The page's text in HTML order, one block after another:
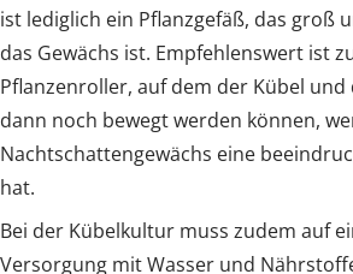
ist lediglich ein Pflanzgefäß, das groß
das Gewächs ist. Empfehlenswert ist
Pflanzenroller, auf dem der Kübel und
dann noch bewegt werden können,
Nachtschattengewächs eine
hat.
Bei der Kübelkultur muss zudem auf
Versorgung mit Wasser und